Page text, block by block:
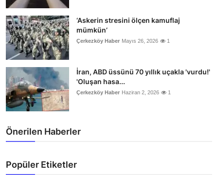
‘Askerin stresini ölçen kamuflaj
mümkün’
Çerkezköy Haber Mayıs 26, 2026 1
İran, ABD üssünü 70 yıllık uçakla 'vurdu!'
'Oluşan hasa...
Çerkezköy Haber Haziran 2, 2026 1
Önerilen Haberler
Popüler Etiketler